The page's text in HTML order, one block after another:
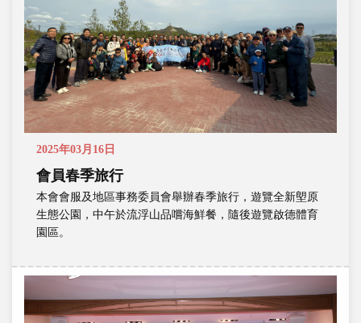
2025年03月16日
會員春季旅行
本會會服及地區事務委員會舉辦春季旅行，遊覽全新塱原
生態公園，中午於流浮山品嚐海鮮餐，隨後遊覽啟德體育
園區。